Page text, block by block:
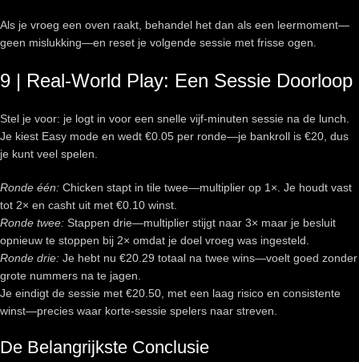
Als je vroeg een oven raakt, behandel het dan als een leermoment—
geen mislukking—en reset je volgende sessie met frisse ogen.
9 | Real‑World Play: Een Sessie Doorloop
Stel je voor: je logt in voor een snelle vijf‑minuten sessie na de lunch.
Je kiest Easy mode en wedt €0.05 per ronde—je bankroll is €20, dus
je kunt veel spelen.
Ronde één: Chicken stapt in tile twee—multiplier op 1×. Je houdt vast
tot 2× en casht uit met €0.10 winst.
Ronde twee: Stappen drie—multiplier stijgt naar 3× maar je besluit
opnieuw te stoppen bij 2× omdat je doel vroeg was ingesteld.
Ronde drie: Je hebt nu €20.29 totaal na twee wins—voelt goed zonder
grote nummers na te jagen.
Je eindigt de sessie met €20.50, met een laag risico en consistente
winst—precies waar korte‑sessie spelers naar streven.
De Belangrijkste Conclusie